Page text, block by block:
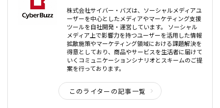
株式会社サイバー・バズは、ソーシャルメディアユ
ーザーを中心としたメディアやマーケティング支援
ツールを自社開発・運営しています。 ソーシャル
メディア上で影響力を持つユーザーを活用した情報
拡散施策やマーケティング領域における課題解決を
得意としており、商品やサービスを生活者に届けて
いくコミュニケーションシナリオとスキームのご提
案を行っております。
このライターの記事一覧